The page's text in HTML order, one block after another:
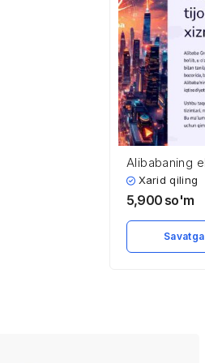
Alibabaning
va moliyaviy
Xarid qiling
5,900 so'm